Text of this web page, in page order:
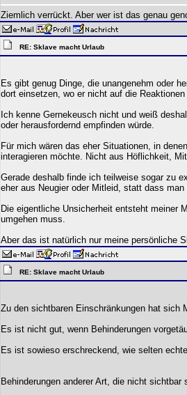
Ziemlich verrückt. Aber wer ist das genau
RE: Sklave macht Urlaub
Es gibt genug Dinge, die unangenehm oder
dort einsetzen, wo er nicht auf die
Ich kenne Gernekeusch nicht und weiß
oder herausfordernd empfinden würde.
Für mich wären das eher Situationen, in
interagieren möchte. Nicht aus Höflichkeit,
Gerade deshalb finde ich teilweise sogar zu
eher aus Neugier oder Mitleid, statt dass
Die eigentliche Unsicherheit entsteht meiner
umgehen muss.
Aber das ist natürlich nur meine persönliche
RE: Sklave macht Urlaub
Zu den sichtbaren Einschränkungen hat sich
Es ist nicht gut, wenn Behinderungen
Es ist sowieso erschreckend, wie selten
Behinderungen anderer Art, die nicht